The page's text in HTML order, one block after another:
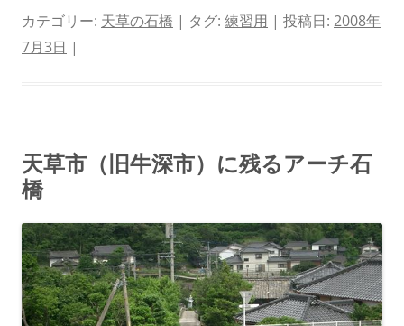
カテゴリー: 天草の石橋 | タグ: 練習用 | 投稿日: 2008年
7月3日 |
天草市（旧牛深市）に残るアーチ石
橋